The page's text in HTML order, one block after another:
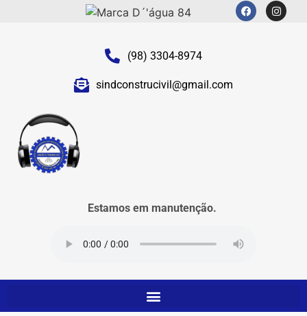
(98) 3304-8974
sindconstrucivil@gmail.com
Estamos em manutenção.